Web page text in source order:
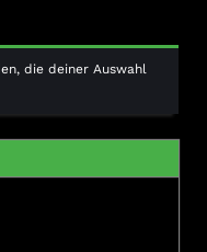
die deiner Auswahl